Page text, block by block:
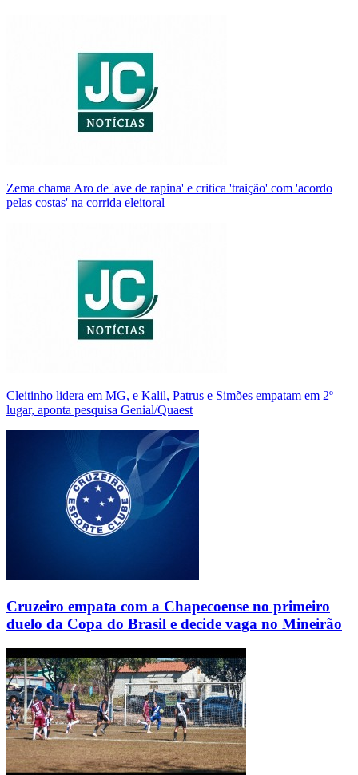
Zema chama Aro de 'ave de rapina' e critica 'traição' com 'acordo
pelas costas' na corrida eleitoral
Cleitinho lidera em MG, e Kalil, Patrus e Simões empatam em 2º
lugar, aponta pesquisa Genial/Quaest
Cruzeiro empata com a Chapecoense no primeiro
duelo da Copa do Brasil e decide vaga no Mineirão